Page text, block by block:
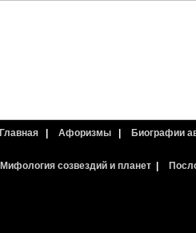
Главная Афоризмы Биографии
Мифология созвездий и планет